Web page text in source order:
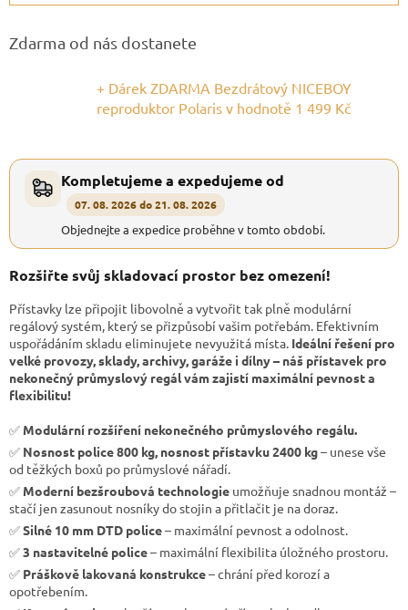
Zdarma od nás dostanete
+ Dárek ZDARMA Bezdrátový NICEBOY
reproduktor Polaris v hodnotě 1 499 Kč
Kompletujeme a expedujeme od
07. 08. 2026 do 21. 08. 2026
Objednejte a expedice proběhne v tomto období.
Rozšiřte svůj skladovací prostor bez omezení!
Přístavky lze připojit libovolně a vytvořit tak plně modulární
regálový systém, který se přizpůsobí vašim potřebám. Efektivním
uspořádáním skladu eliminujete nevyužitá místa. Ideální řešení pro
velké provozy, sklady, archivy, garáže i dílny – náš přístavek pro
nekonečný průmyslový regál vám zajistí maximální pevnost a
flexibilitu!
✅ Modulární rozšíření nekonečného průmyslového regálu.
✅ Nosnost police 800 kg, nosnost přístavku 2400 kg– unese vše
od těžkých boxů po průmyslové nářadí.
✅ Moderní bezšroubová technologie umožňuje snadnou montáž –
stačí jen zasunout nosníky do stojin a přitlačit je na doraz.
✅Silné 10 mm DTD police– maximální pevnost a odolnost.
✅3 nastavitelné police– maximální flexibilita úložného prostoru.
✅ Práškově lakovaná konstrukce– chrání před korozí a
opotřebením.